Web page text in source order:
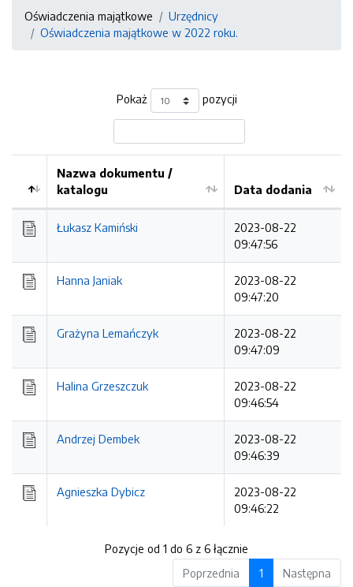
Oświadczenia majątkowe
Urzędnicy
Oświadczenia majątkowe w 2022 roku.
Pokaż pozycji
Kolejność
Nazwa dokumentu /
katalogu
Data dodania
Łukasz Kamiński
2023-08-22
09:47:56
Hanna Janiak
2023-08-22
09:47:20
Grażyna Lemańczyk
2023-08-22
09:47:09
Halina Grzeszczuk
2023-08-22
09:46:54
Andrzej Dembek
2023-08-22
09:46:39
Agnieszka Dybicz
2023-08-22
09:46:22
Pozycje od 1 do 6 z 6 łącznie
Poprzednia
1 Następna